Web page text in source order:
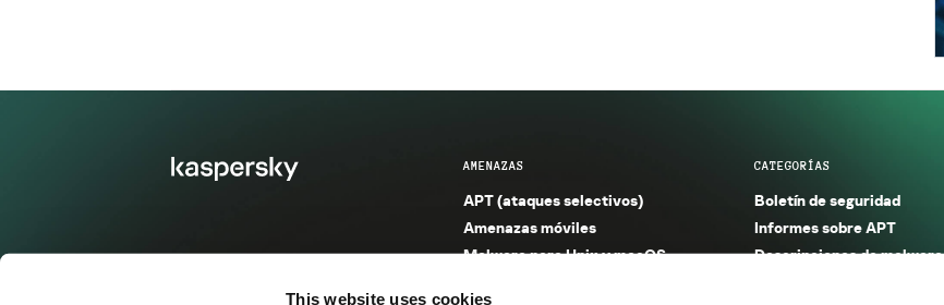
This website uses cookies
AMENAZAS
APT (ataques selectivos)
Amenazas móviles
Malware para Unix y macOS
CATEGORÍAS
Boletín de seguridad
Informes sobre APT
Descripciones de malware